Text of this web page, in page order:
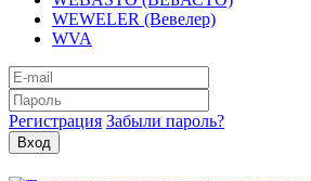
WEWELER (Вевелер)
WVA
Регистрация Забыли пароль?